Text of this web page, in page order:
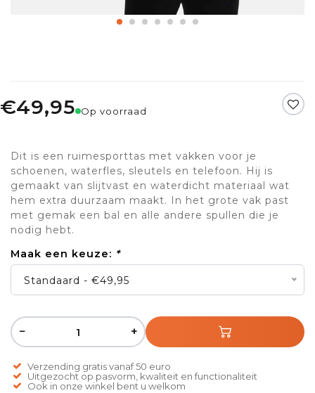
€49,95 Op voorraad
Dit is een ruimesporttas met vakken voor je
schoenen, waterfles, sleutels en telefoon. Hij is
gemaakt van slijtvast en waterdicht materiaal wat
hem extra duurzaam maakt. In het grote vak past
met gemak een bal en alle andere spullen die je
nodig hebt.
Maak een keuze: *
Standaard - €49,95
− +
Verzending gratis vanaf 50 euro
Uitgezocht op pasvorm, kwaliteit en functionaliteit
Ook in onze winkel bent u welkom